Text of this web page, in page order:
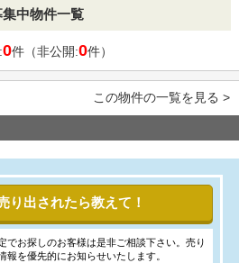
集中物件一覧
0件（非公開:0件）
この物件の一覧を見る >
り出されたら教えて！
でお探しのお客様は是非ご相談下さい。売り
を優先的にお知らせいたします。